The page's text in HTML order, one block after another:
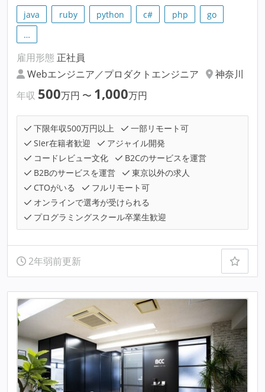
java ruby python c# php
go
…
雇用形態 正社員
Webエンジニア／プロダクトエンジニア
神奈川
年収 500万円 〜 1,000万円
下限年収500万円以上
一部リモート可
SIer在籍者歓迎
アジャイル開発
コードレビュー文化
B2Cのサービスを運営
B2Bのサービスを運営
東京以外の求人
CTOがいる
フルリモート可
オンラインで選考が受けられる
プログラミングスクール卒業生歓迎
2年弱前更新